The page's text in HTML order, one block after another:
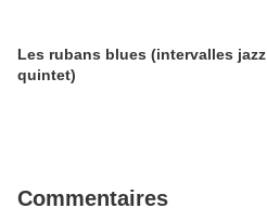
Les rubans blues (intervalles jazz
quintet)
Commentaires